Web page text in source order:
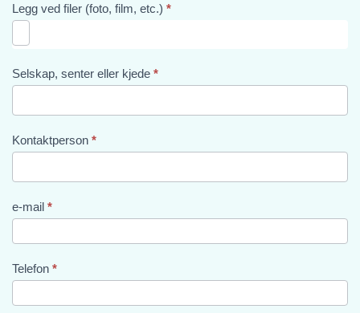
Legg ved filer (foto, film, etc.) *
Selskap, senter eller kjede *
Kontaktperson *
e-mail *
Telefon *